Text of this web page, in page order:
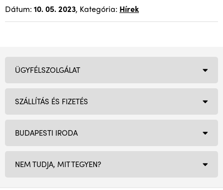
Dátum: 10. 05. 2023, Kategória: Hírek
BUDAPESTI IRODA
NEM TUDJA, MIT TEGYEN?
ÜGYFÉLSZOLGÁLAT
SZÁLLÍTÁS ÉS FIZETÉS